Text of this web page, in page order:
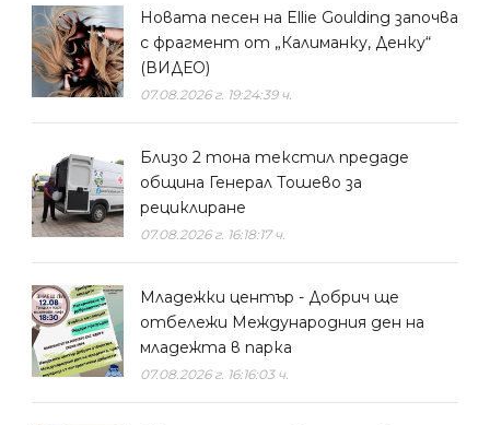
Новата песен на Ellie Goulding започва
с фрагмент от „Калиманку, Денку“
(ВИДЕО)
07.08.2026 г. 19:24:39 ч.
Близо 2 тона текстил предаде
община Генерал Тошево за
рециклиране
07.08.2026 г. 16:18:17 ч.
Младежки център - Добрич ще
отбележи Международния ден на
младежта в парка
07.08.2026 г. 16:16:03 ч.